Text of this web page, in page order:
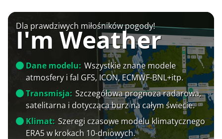
Dla prawdziwych miłośników pogody!
I'm Weather
Dane modelu: Wszystkie znane modele
atmosfery i fal GFS, ICON, ECMWF-BNL+itp.
Transmisja: Szczegółowa prognoza radarowa,
satelitarna i dotycząca burz na całym świecie.
Klimat: Szeregi czasowe modelu klimatycznego
ERA5 w krokach 10-dniowych.